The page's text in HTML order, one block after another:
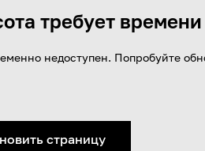
требует времени
недоступен. Попробуйте
страницу